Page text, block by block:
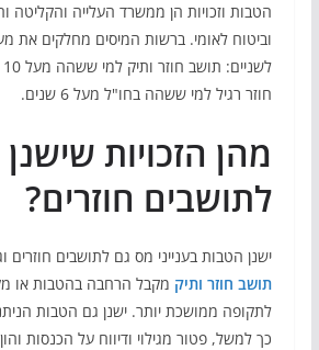
הטבות וזכויות הן ממשרד העלייה והקליטה
וביטוח לאומי. ברשות המיסים מחלקים את
חוזר רגיל למי ששהה בחו"ל מעל 6 שנים.
מהן הזכויות שישנן
לתושבים חוזרים?
ישנן הטבות בענייני מס גם לתושבים חוזרים
תושב חוזר ותיק מקבל הרחבה בהטבות או
לתקופה ממושכת יותר. ישנן גם הטבות
כך למשל, פטור מגילוי ודיווח על הכנסות